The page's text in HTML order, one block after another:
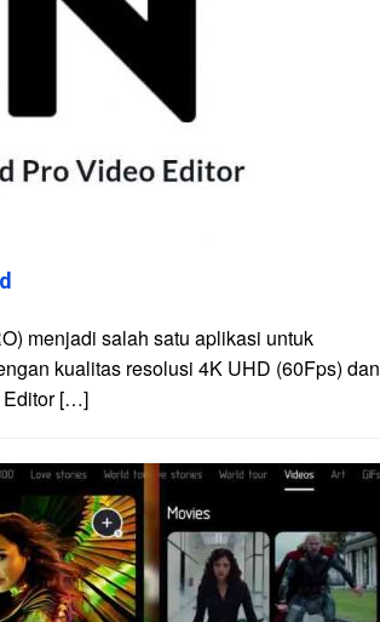
menjadi salah satu aplikasi untuk
kualitas resolusi 4K UHD (60Fps) dan
Editor […]